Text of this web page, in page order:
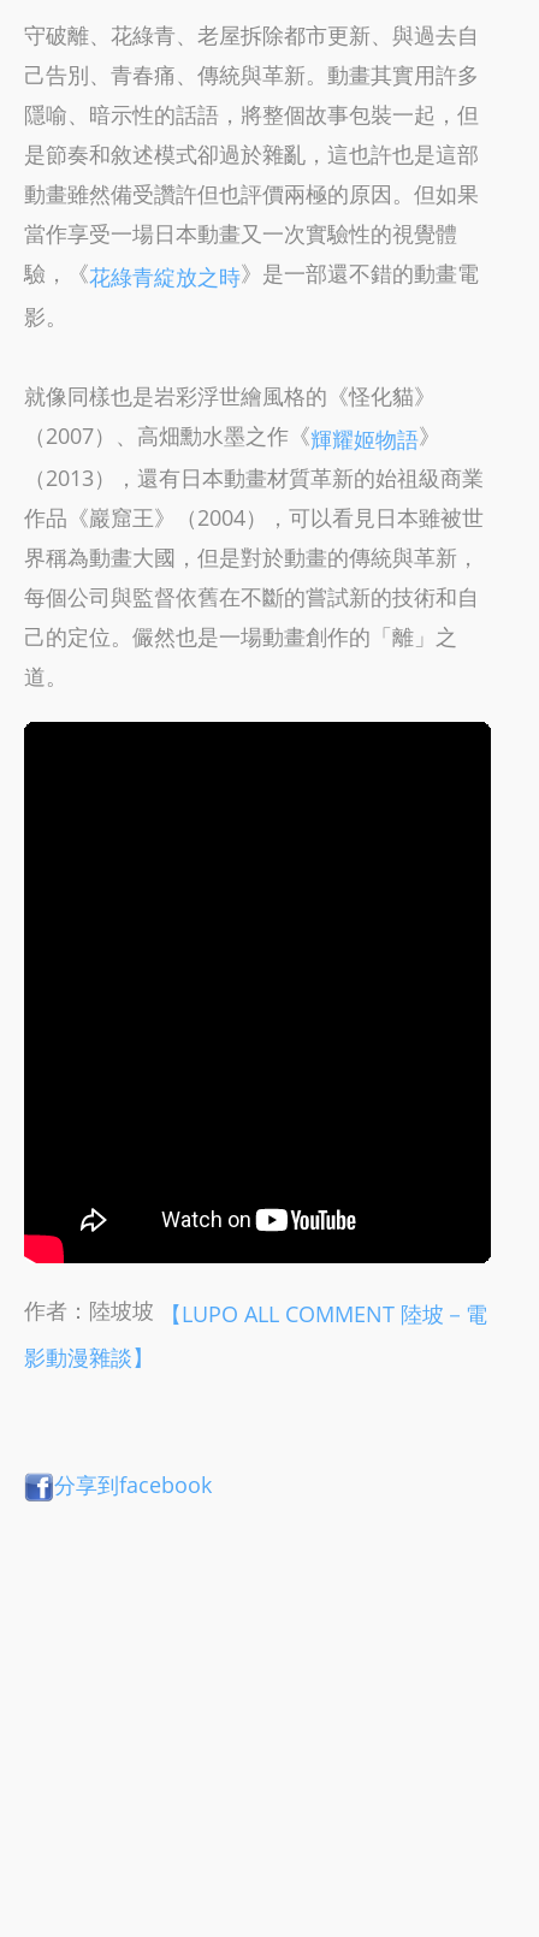
守破離、花綠青、老屋拆除都市更新、與過去自
己告別、青春痛、傳統與革新。動畫其實用許多
隱喻、暗示性的話語，將整個故事包裝一起，但
是節奏和敘述模式卻過於雜亂，這也許也是這部
動畫雖然備受讚許但也評價兩極的原因。但如果
當作享受一場日本動畫又一次實驗性的視覺體
驗，《花綠青綻放之時》是一部還不錯的動畫電
影。
就像同樣也是岩彩浮世繪風格的《怪化貓》
（2007）、高畑勳水墨之作《輝耀姬物語》
（2013），還有日本動畫材質革新的始祖級商業
作品《巖窟王》（2004），可以看見日本雖被世
界稱為動畫大國，但是對於動畫的傳統與革新，
每個公司與監督依舊在不斷的嘗試新的技術和自
己的定位。儼然也是一場動畫創作的「離」之
道。
作者：陸坡坡
【LUPO ALL COMMENT 陸坡－電
影動漫雜談】
分享到facebook